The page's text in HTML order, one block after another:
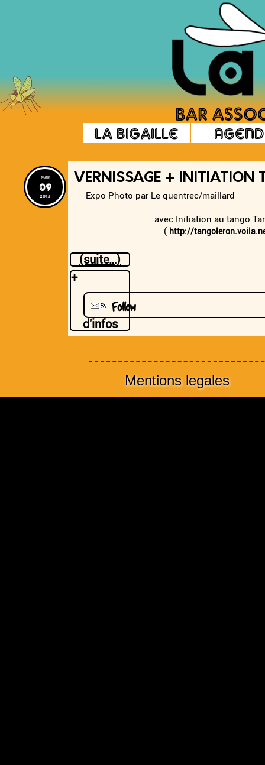
La Bigaille
mar
09
2013
VERNISSAGE + INITIATION
Expo Photo par Le quentrec/maillard
avec Initiation au tango
( http://
(suite…)
Follow
+
d'infos
Mentions legales